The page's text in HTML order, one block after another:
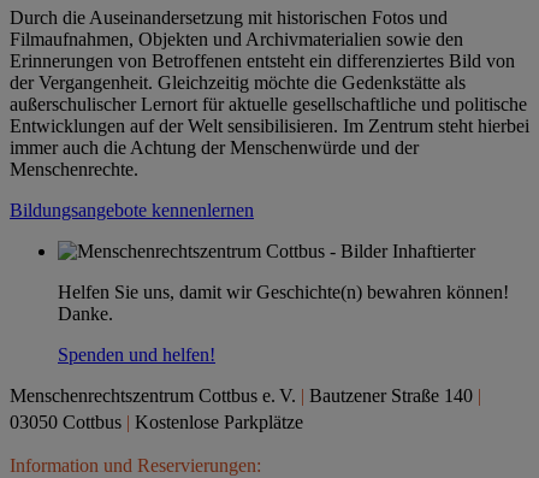
Durch die Auseinandersetzung mit historischen Fotos und
Filmaufnahmen, Objekten und Archivmaterialien sowie den
Erinnerungen von Betroffenen entsteht ein differenziertes Bild von
der Vergangenheit. Gleichzeitig möchte die Gedenkstätte als
außerschulischer Lernort für aktuelle gesellschaftliche und politische
Entwicklungen auf der Welt sensibilisieren. Im Zentrum steht hierbei
immer auch die Achtung der Menschenwürde und der
Menschenrechte.
Bildungsangebote kennenlernen
Helfen Sie uns, damit wir Geschichte(n) bewahren können!
Danke.
Spenden und helfen!
Menschenrechtszentrum Cottbus e. V. | Bautzener Straße 140 |
03050 Cottbus | Kostenlose Parkplätze
Information und Reservierungen: